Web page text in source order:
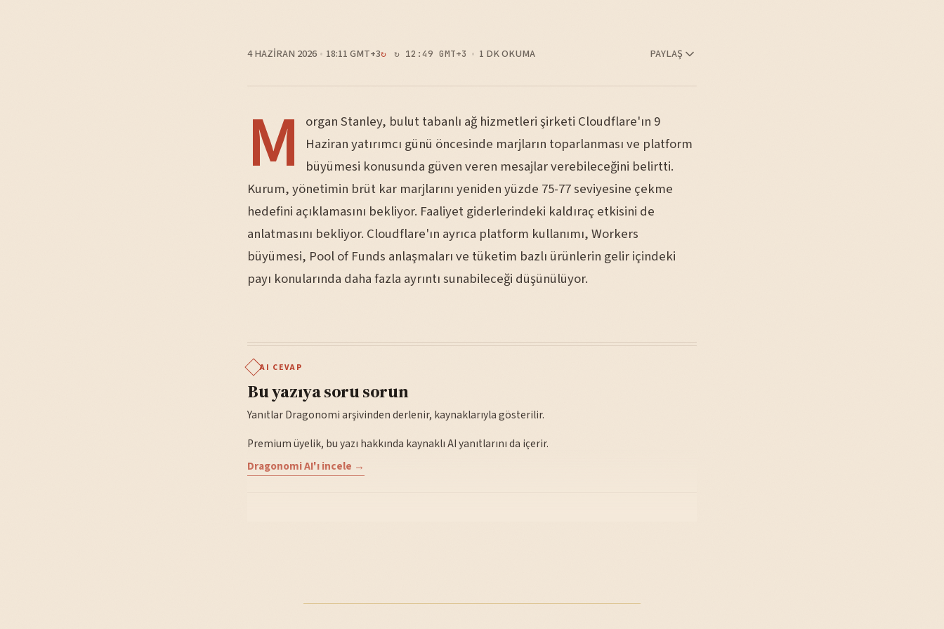
4 HAZIRAN 2026 18:11 GMT+3 ↻ 12:49 GMT+3 1 DK OKUMA PAYLAŞ
M
organ Stanley, bulut tabanlı ağ hizmetleri şirketi Cloudflare'ın 9
Haziran yatırımcı günü öncesinde marjların toparlanması ve platform
büyümesi konusunda güven veren mesajlar verebileceğini belirtti.
Kurum, yönetimin brüt kar marjlarını yeniden yüzde 75-77 seviyesine çekme
hedefini açıklamasını bekliyor. Faaliyet giderlerindeki kaldıraç etkisini de
anlatmasını bekliyor. Cloudflare'ın ayrıca platform kullanımı, Workers
büyümesi, Pool of Funds anlaşmaları ve tüketim bazlı ürünlerin gelir içindeki
payı konularında daha fazla ayrıntı sunabileceği düşünülüyor.
AI CEVAP
Bu yazıya soru sorun
Yanıtlar Dragonomi arşivinden derlenir, kaynaklarıyla gösterilir.
Premium üyelik, bu yazı hakkında kaynaklı AI yanıtlarını da içerir.
Dragonomi AI'ı incele →